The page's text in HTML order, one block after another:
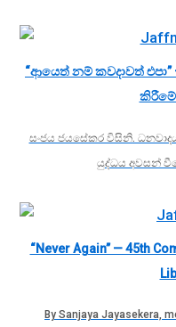
“ආයෙත් නම් කවදාවත්
කිරීමේ
සංජය ජයසේකර විසිනි.
යුද්ධය අවසන්
“Never Again” — 45th
By Sanjaya Jayasekera,